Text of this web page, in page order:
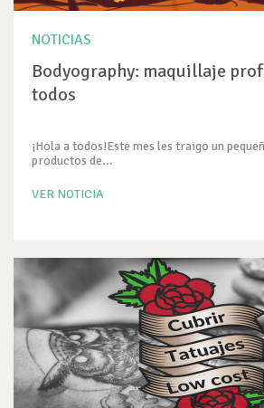
NOTICIAS
Bodyography: maquillaje
todos
¡Hola a todos!Este mes les traigo un
productos de...
VER NOTICIA